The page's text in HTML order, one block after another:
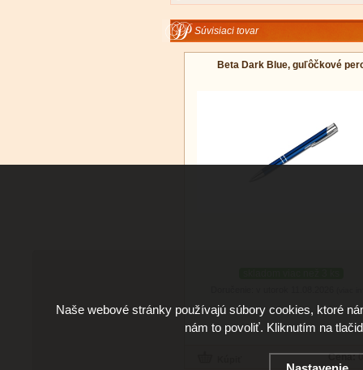
Súvisiaci tovar
Beta Dark Blue, guľôčkové
Cena:
Naše webové stránky používajú súbory cookies, ktoré
nám to povoliť. Kliknutím na